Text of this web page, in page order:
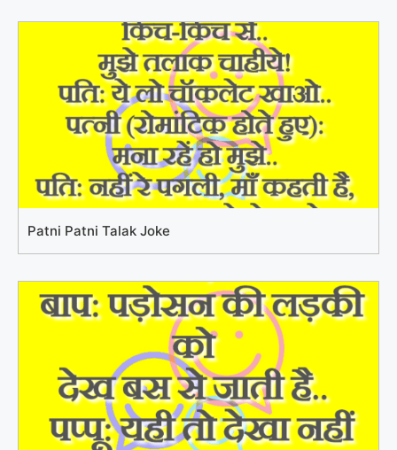
Patni Patni Talak Joke